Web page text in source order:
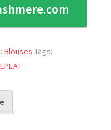
Blouses Tags: